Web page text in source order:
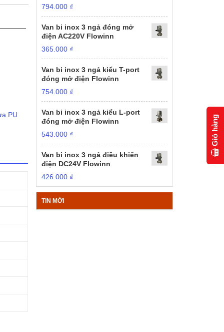
PU
794.000 ₫
Van bi inox 3 ngả đóng mở
điện AC220V Flowinn
365.000 ₫
Van bi inox 3 ngả kiểu T-port
đóng mở điện Flowinn
754.000 ₫
Van bi inox 3 ngả kiểu L-port
đóng mở điện Flowinn
543.000 ₫
Van bi inox 3 ngả điều khiển
điện DC24V Flowinn
426.000 ₫
TIN MỚI
Giỏ hàng